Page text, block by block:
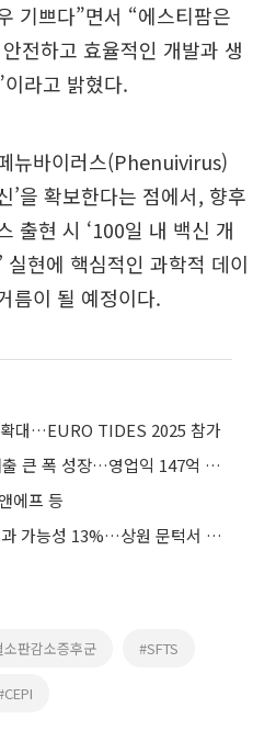
기쁘다”면서 “에스티팜은
전하고 효율적인 개발과 생
라고 밝혔다.
뉴바이러스(Phenuivirus)
’을 확보한다는 점에서, 향후
출현 시 ‘100일 내 백신 개
현에 핵심적인 과학적 데이
름이 될 예정이다.
대…EURO TIDES 2025 참가
에스티팜, CDMO 사업 매출 큰 폭 성장…영업익 147억 원 달성
에프 등
美 클래리티 법안 연내 통과 가능성 13%…상원 문턱서 제동
판감소증후군 #SFTS